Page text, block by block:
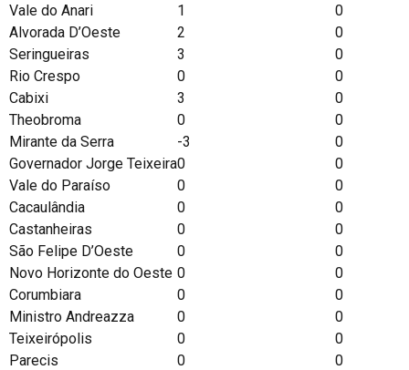
Vale do Anari
1
0
Alvorada D’Oeste
2
0
Seringueiras
3
0
Rio Crespo
0
0
Cabixi
3
0
Theobroma
0
0
Mirante da Serra
-3
0
Governador Jorge Teixeira0
0
Vale do Paraíso
0
0
Cacaulândia
0
0
Castanheiras
0
0
São Felipe D’Oeste
0
0
Novo Horizonte do Oeste 0
0
Corumbiara
0
0
Ministro Andreazza
0
0
Teixeirópolis
0
0
Parecis
0
0